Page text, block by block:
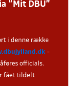
”Mit DBU”
i denne række
-
officials.
fået tildelt